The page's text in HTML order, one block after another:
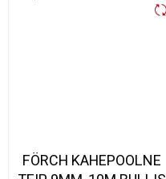
FÖRCH KAHEPOOLNE